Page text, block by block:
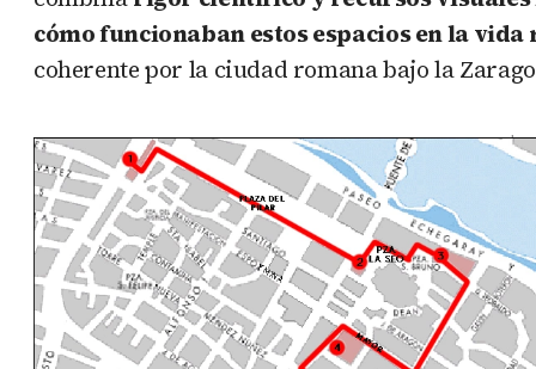
cómo funcionaban estos espacios en la vida
coherente por la ciudad romana bajo la